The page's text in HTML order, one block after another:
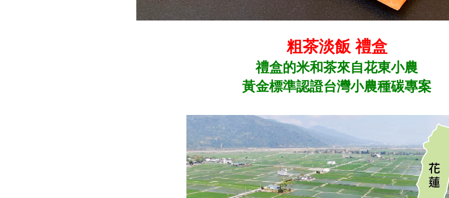
粗茶淡飯 禮盒
禮盒的米和茶來自花東小農
黃金標準認證台灣小農種碳專案